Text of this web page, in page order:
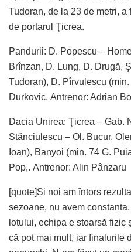
Tudoran, de la 23 de metri,
de portarul Ţicrea.
Pandurii: D. Popescu –
Brînzan, D. Lung, D. Drugă,
Tudoran), D. Pîrvulescu
Durkovic. Antrenor: Adrian
Dacia Unirea: Ţicrea – Gab.
Stănciulescu – Ol. Bucur,
Ioan), Banyoi (min. 74 G.
Pop,. Antrenor: Alin Pânzaru
[quote]Și noi am întors
sezoane, nu avem
lotului, echipa e stoarsă
că pot mai mult, iar finalurile